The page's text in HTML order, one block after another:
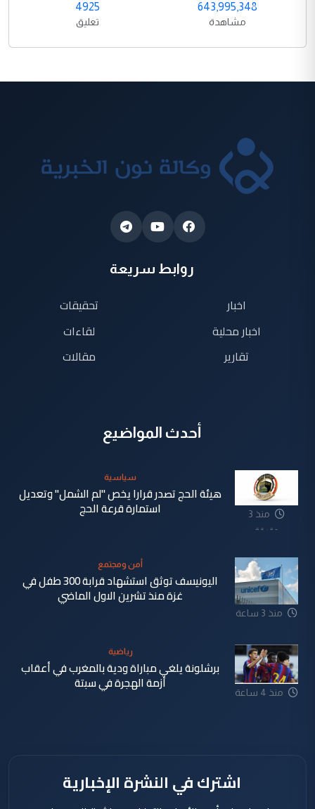
643,995,348
مشاهدة
4925
تعليق
روابط سريعة
اخبار
اخبار محلية
تقارير
تحقيقات
لقاءات
مقالات
أحدث المواضيع
منذ 3
دقيقة
سياسية
هيئة الحج تصدر قرارا يخص "لم الشمل" وتعديل
استمارة قرعة الحج
منذ 3 ساعة
أمن ومجتمع
اليونيسف توثق استشهاد قرابة 300 طفل في
غزة منذ تشرين الاول الماضي
منذ 4 ساعة
رياضية
برشلونة يلغي مباراة ودية بالمغرب في أعقاب
أزمة الهجرة في سبتة
اشترك في النشرة الإخبارية